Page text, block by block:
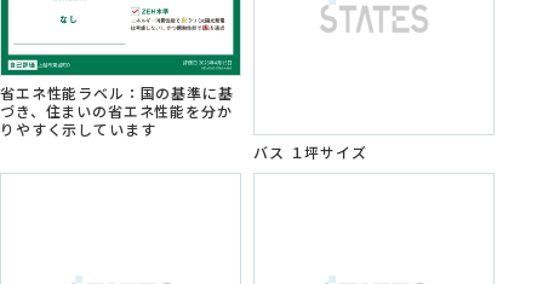
省エネ性能ラベル：国の基準に基
づき、住まいの省エネ性能を分か
りやすく示しています
バス １坪サイズ